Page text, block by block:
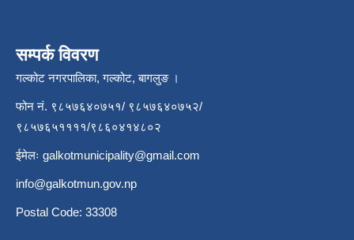
सम्पर्क विवरण
गल्कोट नगरपालिका, गल्कोट, बागलुङ ।
फोन नं. ९८५७६४०७५१/ ९८५७६४०७५२/
९८५७६५११११/९८६०४१४८०२
ईमेलः galkotmunicipality@gmail.com
info@galkotmun.gov.np
Postal Code: 33308